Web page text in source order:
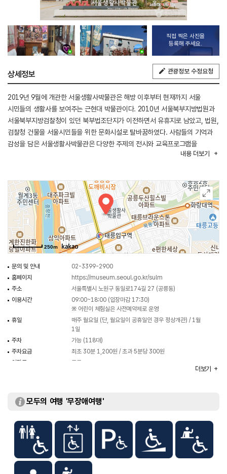
직접 찍은 사진을
등록해 주세요.
상세정보 관광정보 수정요청
2019년 9월에 개관한 서울생활사박물관은 해방 이후부터 현재까지 서울
시민들의 생활사를 보여주는 근현대 박물관이다. 2010년 서울북부지방법원과
서울북부지방검찰청이 있던 북부법조단지가 이전하면서 유휴지로 남았고, 법원,
검찰청 건물을 서울시민들을 위한 문화시설로 탈바꿈하였다. 사람들의 기억과
감성을 담은 서울생활사박물관은 다양한 주제의 전시와 교육프로그램을
시민들에게 제공함으로써 소통과 교감을 이루는 동북부 문화공간의 중심이
내용 더보기
250m
문의 및 안내
02-3399-2900
홈페이지
https://museum.seoul.go.kr/sulm
주소
서울특별시 노원구 동일로174길 27 (공릉동)
이용시간
09:00~18:00 (입장마감 17:30)
※ 어린이 체험실은 사전예약제로 운영
휴일
매주 월요일 (단, 월요일이 공휴일인 경우 정상개관) / 1월
1일
주차
가능 (118대)
주차요금
최초 30분 1,200원 / 초과 5분당 300원
입장료
무료
더보기
모두의 여행 '무장애여행'